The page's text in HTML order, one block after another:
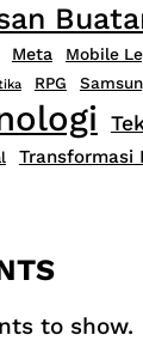
Meta Mobile
RPG
Transformasi
to show.